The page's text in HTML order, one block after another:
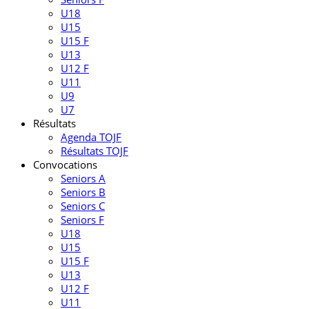
U18
U15
U15 F
U13
U12 F
U11
U9
U7
Résultats
Agenda TOJF
Résultats TOJF
Convocations
Seniors A
Seniors B
Seniors C
Seniors F
U18
U15
U15 F
U13
U12 F
U11